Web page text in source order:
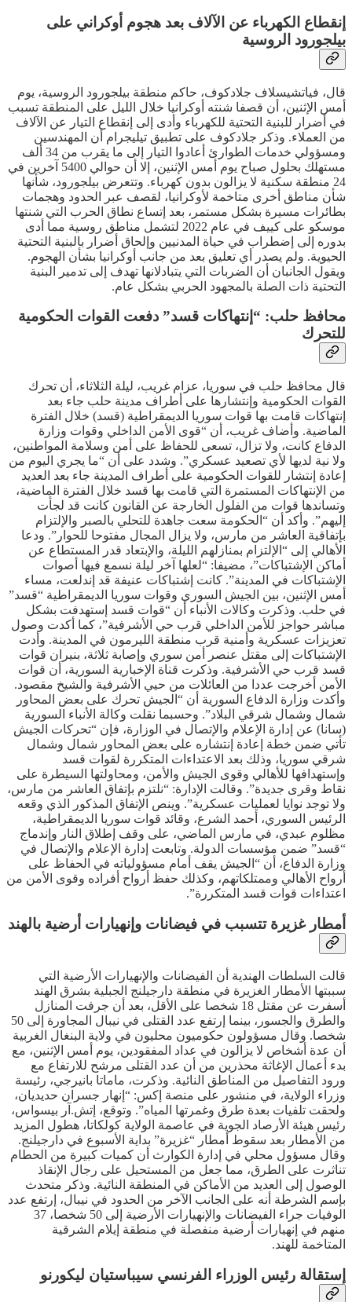
إنقطاع الكهرباء عن الآلاف بعد هجوم أوكراني على
بيلجورود الروسية
قال، فياتشيسلاف جلادكوف، حاكم منطقة بيلجورود الروسية، يوم
أمس الإثنين، أن قصفا شنته أوكرانيا خلال الليل على المنطقة تسبب
في أضرار للبنية التحتية للكهرباء وأدى إلى إنقطاع التيار عن الآلاف
من العملاء. وذكر جلادكوف على تطبيق تيليجرام أن المهندسين
ومسؤولي خدمات الطوارئ أعادوا التيار إلى ما يقرب من 34 ألف
مستهلك بحلول صباح يوم أمس الإثنين، إلا أن حوالي 5400 آخرين في
24 منطقة سكنية لا يزالون بدون كهرباء. وتتعرض بيلجورود، شأنها
شأن مناطق أخرى متاخمة لأوكرانيا، لقصف عبر الحدود وهجمات
بطائرات مسيرة بشكل مستمر، بعد إتساع نطاق الحرب التي شنتها
موسكو على كييف في عام 2022 لتشمل مناطق روسية مما أدى
بدوره إلى إضطراب في حياة المدنيين وإلحاق أضرار بالبنية التحتية
الحيوية. ولم يصدر أي تعليق بعد من جانب أوكرانيا بشأن الهجوم.
ويقول الجانبان أن الضربات التي يتبادلانها تهدف إلى تدمير البنية
التحتية ذات الصلة بالمجهود الحربي بشكل عام.
محافظ حلب: “إنتهاكات قسد” دفعت القوات الحكومية
للتحرك
قال محافظ حلب في سوريا، عزام غريب، ليلة الثلاثاء، أن تحرك
القوات الحكومية وإنتشارها على أطراف مدينة حلب جاء بعد
إنتهاكات قامت بها قوات سوريا الديمقراطية (قسد) خلال الفترة
الماضية. وأضاف غريب، أن “قوى الأمن الداخلي وقوات وزارة
الدفاع كانت، ولا تزال، تسعى للحفاظ على أمن وسلامة المواطنين،
ولا نية لديها لأي تصعيد عسكري”. وشدد على أن “ما يجري اليوم من
إعادة إنتشار للقوات الحكومية على أطراف المدينة جاء بعد العديد
من الإنتهاكات المستمرة التي قامت بها قسد خلال الفترة الماضية،
وتساندها قوات من الفلول الخارجة عن القانون كانت قد لجأت
إليهم”. وأكد أن “الحكومة سعت جاهدة للتحلي بالصبر والإلتزام
بإتفاقية العاشر من مارس، ولا يزال المجال مفتوحا للحوار”. ودعا
الأهالي إلى “الإلتزام بمنازلهم الليلة، والإبتعاد قدر المستطاع عن
أماكن الإشتباكات”، مضيفا: “لعلها آخر ليلة نسمع فيها أصوات
الإشتباكات في المدينة”. كانت إشتباكات عنيفة قد إندلعت، مساء
أمس الإثنين، بين الجيش السوري وقوات سوريا الديمقراطية “قسد”
في حلب. وذكرت وكالات الأنباء أن “قوات قسد إستهدفت بشكل
مباشر حواجز للأمن الداخلي قرب حي الأشرفية”، كما أكدت وصول
تعزيزات عسكرية وأمنية قرب منطقة الليرمون في المدينة. وأدت
الإشتباكات إلى مقتل عنصر أمن سوري وإصابة ثلاثة، بنيران قوات
قسد قرب حي الأشرفية. وذكرت قناة الإخبارية السورية، أن قوات
الأمن أخرجت عددا من العائلات من حيي الأشرفية والشيخ مقصود.
وأكدت وزارة الدفاع السورية أن “الجيش تحرك على بعض المحاور
شمال وشمال شرقي البلاد”. وحسبما نقلت وكالة الأنباء السورية
(سانا) عن إدارة الإعلام والإتصال في الوزارة، فإن “تحركات الجيش
تأتي ضمن خطة إعادة إنتشاره على بعض المحاور شمال وشمال
شرقي سوريا، وذلك بعد الاعتداءات المتكررة لقوات قسد
وإستهدافها للأهالي وقوى الجيش والأمن، ومحاولتها السيطرة على
نقاط وقرى جديدة”. وقالت الإدارة: “نلتزم بإتفاق العاشر من مارس،
ولا توجد نوايا لعمليات عسكرية”. وينص الإتفاق المذكور الذي وقعه
الرئيس السوري، أحمد الشرع، وقائد قوات سوريا الديمقراطية،
مظلوم عبدي، في مارس الماضي، على وقف إطلاق النار وإندماج
“قسد” ضمن مؤسسات الدولة. وتابعت إدارة الإعلام والإتصال في
وزارة الدفاع، أن “الجيش يقف أمام مسؤولياته في الحفاظ على
أرواح الأهالي وممتلكاتهم، وكذلك حفظ أرواح أفراده وقوى الأمن من
اعتداءات قوات قسد المتكررة”.
أمطار غزيرة تتسبب في فيضانات وإنهيارات أرضية بالهند
قالت السلطات الهندية أن الفيضانات والإنهيارات الأرضية التي
سببتها الأمطار الغزيرة في منطقة دارجيلنج الجبلية بشرق الهند
أسفرت عن مقتل 18 شخصا على الأقل، بعد أن جرفت المنازل
والطرق والجسور، بينما إرتفع عدد القتلى في نيبال المجاورة إلى 50
شخصا. وقال مسؤولون حكوميون محليون في ولاية البنغال الغربية
أن عدة أشخاص لا يزالون في عداد المفقودين، يوم أمس الإثنين، مع
بدء أعمال الإغاثة محذرين من أن عدد القتلى مرشح للارتفاع مع
ورود التفاصيل من المناطق النائية. وذكرت، ماماتا بانيرجي، رئيسة
وزراء الولاية، في منشور على منصة إكس: “إنهار جسران حديديان،
ولحقت تلفيات بعدة طرق وغمرتها المياه”. وتوقع، إتش.آر بيسواس،
رئيس هيئة الأرصاد الجوية في عاصمة الولاية كولكاتا، هطول المزيد
من الأمطار بعد سقوط أمطار “غزيرة” بداية الأسبوع في دارجيلنج.
وقال مسؤول محلي في إدارة الكوارث أن كميات كبيرة من الحطام
تناثرت على الطرق، مما جعل من المستحيل على رجال الإنقاذ
الوصول إلى العديد من الأماكن في المنطقة النائية. وذكر متحدث
بإسم الشرطة أنه على الجانب الآخر من الحدود في نيبال، إرتفع عدد
الوفيات جراء الفيضانات والإنهيارات الأرضية إلى 50 شخصا، 37
منهم في إنهيارات أرضية منفصلة في منطقة إيلام الشرقية
المتاخمة للهند.
إستقالة رئيس الوزراء الفرنسي سيباستيان ليكورنو